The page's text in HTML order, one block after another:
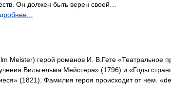
Он должен быть верен своей…
Meister) герой романов И. В.Гете «Театральное
Вильгельма Мейстера» (1796) и «Годы
(1821). Фамилия героя происходит от нем.